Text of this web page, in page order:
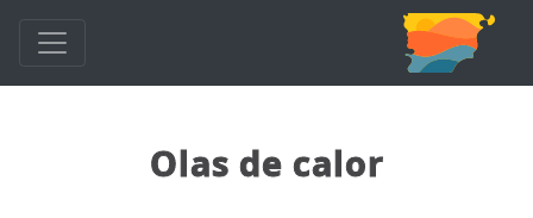
Olas de calor